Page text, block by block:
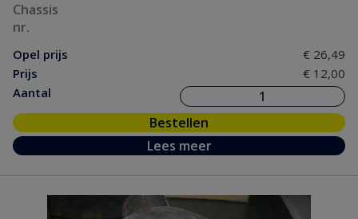
Chassis
nr.
Opel prijs
€ 26,49
Prijs
€ 12,00
Aantal
Bestellen
Lees meer